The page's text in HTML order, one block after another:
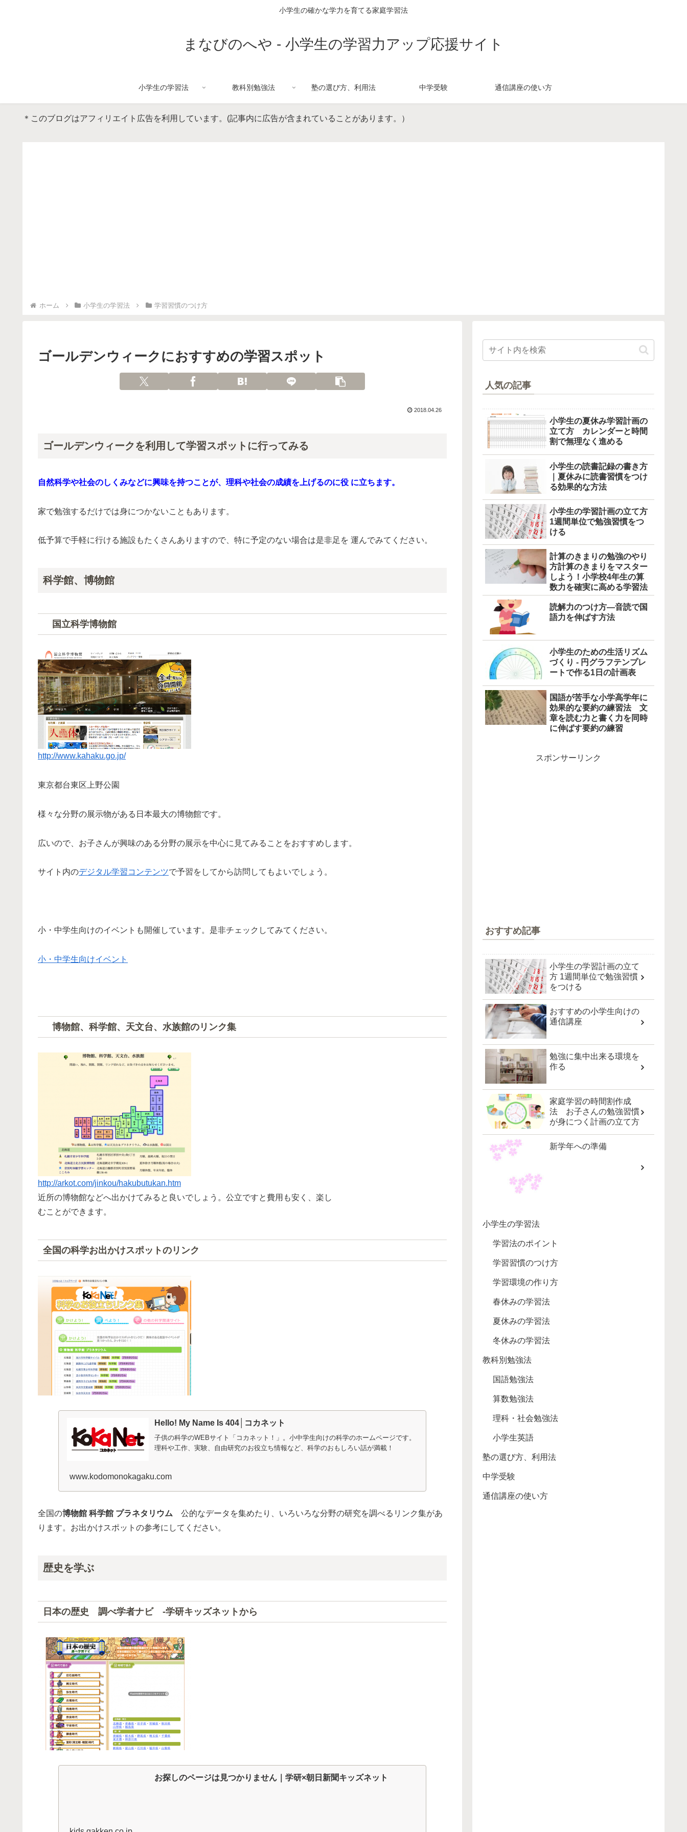
小学生の確かな学力を育てる家庭学習法
まなびのへや - 小学生の学習力アップ応援サイト
小学生の学習法 教科別勉強法 塾の選び方、利用法 中学受験 通信講座の使い方
＊このブログはアフィリエイト広告を利用しています。(記事内に広告が含まれていることがあります。）
ホーム 小学生の学習法 学習習慣のつけ方
ゴールデンウィークにおすすめの学習スポット
2018.04.26
ゴールデンウィークを利用して学習スポットに行ってみる
自然科学や社会のしくみなどに興味を持つことが、理科や社会の成績を上げるのに役 に立ちます。
家で勉強するだけでは身につかないこともあります。
低予算で手軽に行ける施設もたくさんありますので、特に予定のない場合は是非足を 運んでみてください。
科学館、博物館
国立科学博物館
http://www.kahaku.go.jp/
東京都台東区上野公園
様々な分野の展示物がある日本最大の博物館です。
広いので、お子さんが興味のある分野の展示を中心に見てみることをおすすめします。
サイト内のデジタル学習コンテンツで予習をしてから訪問してもよいでしょう。
小・中学生向けのイベントも開催しています。是非チェックしてみてください。
小・中学生向けイベント
博物館、科学館、天文台、水族館のリンク集
http://arkot.com/jinkou/hakubutukan.htm
近所の博物館などへ出かけてみると良いでしょう。公立ですと費用も安く、楽し
むことができます。
全国の科学お出かけスポットのリンク
Hello! My Name Is 404│コカネット
子供の科学のWEBサイト「コカネット！」。小中学生向けの科学のホームページです。
理科や工作、実験、自由研究のお役立ち情報など、科学のおもしろい話が満載！
www.kodomonokagaku.com
全国の博物館 科学館 プラネタリウム 公的なデータを集めたり、いろいろな分野の研究を調べるリンク集があ
ります。お出かけスポットの参考にしてください。
歴史を学ぶ
日本の歴史 調べ学者ナビ -学研キッズネットから
お探しのページは見つかりません｜学研×朝日新聞キッズネット
人気の記事
小学生の夏休み学習計画の
立て方 カレンダーと時間
割で無理なく進める
小学生の読書記録の書き方
｜夏休みに読書習慣をつけ
る効果的な方法
小学生の学習計画の立て方
1週間単位で勉強習慣をつ
ける
計算のきまりの勉強のやり
方計算のきまりをマスター
しよう！小学校4年生の算
数力を確実に高める学習法
読解力のつけ方―音読で国
語力を伸ばす方法
小学生のための生活リズム
づくり - 円グラフテンプレ
ートで作る1日の計画表
国語が苦手な小学高学年に
効果的な要約の練習法 文
章を読む力と書く力を同時
に伸ばす要約の練習
スポンサーリンク
おすすめ記事
小学生の学習計画の立て
方 1週間単位で勉強習慣
をつける
おすすめの小学生向けの
通信講座
勉強に集中出来る環境を
作る
家庭学習の時間割作成
法 お子さんの勉強習慣
が身につく計画の立て方
新学年への準備
小学生の学習法
学習法のポイント
学習習慣のつけ方
学習環境の作り方
春休みの学習法
夏休みの学習法
冬休みの学習法
教科別勉強法
国語勉強法
算数勉強法
理科・社会勉強法
小学生英語
塾の選び方、利用法
中学受験
通信講座の使い方